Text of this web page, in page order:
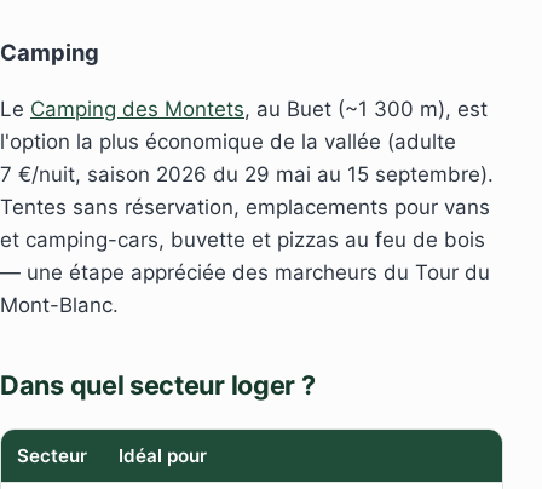
Camping
Le Camping des Montets, au Buet (~1 300 m), est
l'option la plus économique de la vallée (adulte
7 €/nuit, saison 2026 du 29 mai au 15 septembre).
Tentes sans réservation, emplacements pour vans
et camping-cars, buvette et pizzas au feu de bois
— une étape appréciée des marcheurs du Tour du
Mont-Blanc.
Dans quel secteur loger ?
Secteur Idéal pour